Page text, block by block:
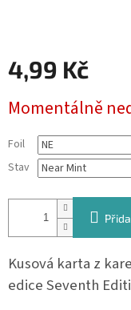
4,99 Kč
cena:
Momentálně
Foil
Stav
Kusová karta z
edice Seventh